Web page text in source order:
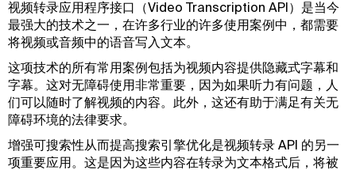
视频转录应用程序接口（Video Transcription API）是当今
最强大的技术之一，在许多行业的许多使用案例中，都需要
将视频或音频中的语音写入文本。
这项技术的所有常用案例包括为视频内容提供隐藏式字幕和
字幕。这对无障碍使用非常重要，因为如果听力有问题，人
们可以随时了解视频的内容。此外，这还有助于满足有关无
障碍环境的法律要求。
增强可搜索性从而提高搜索引擎优化是视频转录 API 的另一
项重要应用。这是因为这些内容在转录为文本格式后，将被